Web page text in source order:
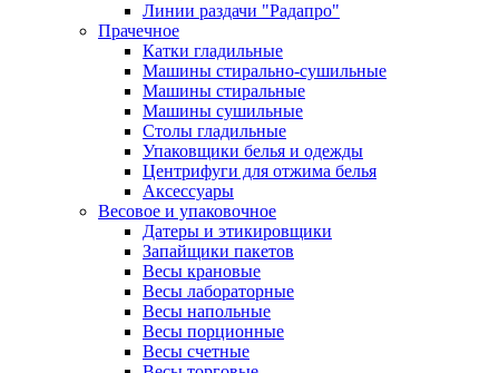
Линии раздачи "Радапро"
Прачечное
Катки гладильные
Машины стирально-сушильные
Машины стиральные
Машины сушильные
Столы гладильные
Упаковщики белья и одежды
Центрифуги для отжима белья
Аксессуары
Весовое и упаковочное
Датеры и этикировщики
Запайщики пакетов
Весы крановые
Весы лабораторные
Весы напольные
Весы порционные
Весы счетные